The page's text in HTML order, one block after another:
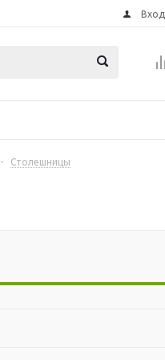
Вход
- Столешницы